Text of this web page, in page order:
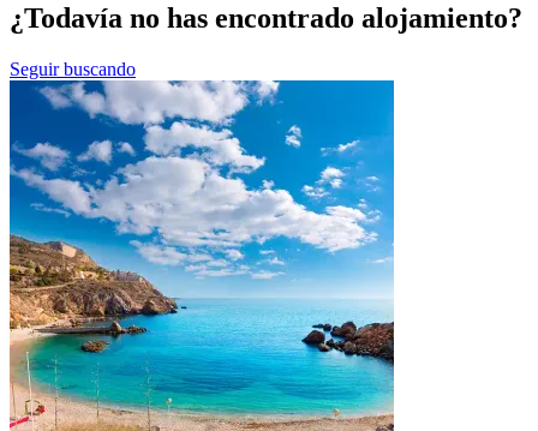
¿Todavía no has encontrado alojamiento?
Seguir buscando